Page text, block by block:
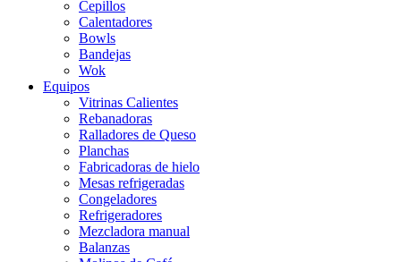
Cepillos
Calentadores
Bowls
Bandejas
Wok
Equipos
Vitrinas Calientes
Rebanadoras
Ralladores de Queso
Planchas
Fabricadoras de hielo
Mesas refrigeradas
Congeladores
Refrigeradores
Mezcladora manual
Balanzas